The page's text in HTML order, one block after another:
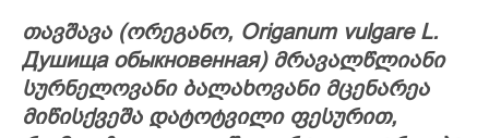
თავშავა (ორეგანო, Origanum vulgare L.
Душища обыкновенная) მრავალწლიანი
სურნელოვანი ბალახოვანი მცენარეა
მიწისქვეშა დატოტვილი ფესურით,